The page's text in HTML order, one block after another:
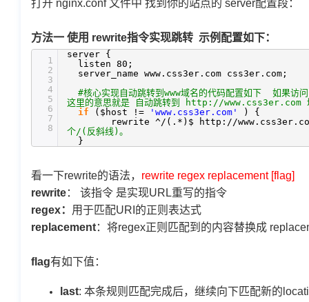
打开 nginx.conf 文件中 找到你的站点的 server配置段：
方法一 使用 rewrite指令实现跳转 示例配置如下：
1
2
3
4
5
6
7
8
server {
listen 80;
server_name www.css3er.com css3er.com;
#核心实现自动跳转到www域名的代码配置如下 如
这里的意思就是 自动跳转到 http://www.css3er.com
if
($host != 'www.css3er.com'
) {
rewrite ^/(.*)$ http: //www
个/(反斜线)。
}
看一下rewrite的语法， rewrite regex replacement [flag]
rewrite： 该指令 是实现URL重写的指令
regex： 用于匹配URI的正则表达式
replacement：将regex正则匹配到的内容替换成
flag有如下值：
last: 本条规则匹配完成后，继续向下匹配新的